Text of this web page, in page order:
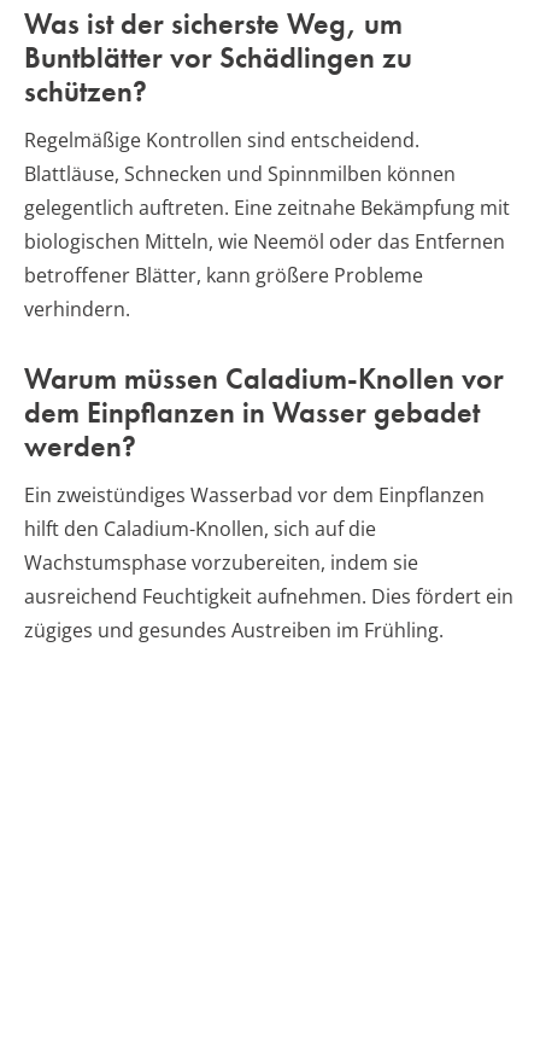
Was ist der sicherste Weg, um
Buntblätter vor Schädlingen zu
schützen?
Regelmäßige Kontrollen sind entscheidend.
Blattläuse, Schnecken und Spinnmilben können
gelegentlich auftreten. Eine zeitnahe Bekämpfung mit
biologischen Mitteln, wie Neemöl oder das Entfernen
betroffener Blätter, kann größere Probleme
verhindern.
Warum müssen Caladium-Knollen vor
dem Einpflanzen in Wasser gebadet
werden?
Ein zweistündiges Wasserbad vor dem Einpflanzen
hilft den Caladium-Knollen, sich auf die
Wachstumsphase vorzubereiten, indem sie
ausreichend Feuchtigkeit aufnehmen. Dies fördert ein
zügiges und gesundes Austreiben im Frühling.